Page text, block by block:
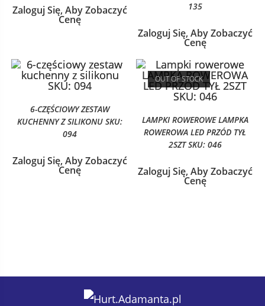
Zaloguj Się, Aby Zobaczyć
Cenę
135
Zaloguj Się, Aby Zobaczyć
Cenę
6-CZĘŚCIOWY ZESTAW
KUCHENNY Z SILIKONU SKU:
094
Zaloguj Się, Aby Zobaczyć
Cenę
OUT OF STOCK
LAMPKI ROWEROWE LAMPKA
ROWEROWA LED PRZÓD TYŁ
2SZT SKU: 046
Zaloguj Się, Aby Zobaczyć
Cenę